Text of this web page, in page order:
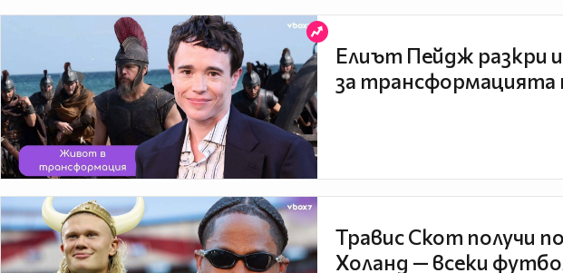
Елиът Пейдж разкри
за трансформацията
Травис Скот получи
Холанд — всеки